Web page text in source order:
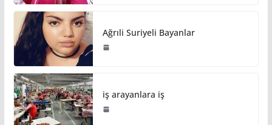
Ağrıli Suriyeli Bayanlar
iş arayanlara iş